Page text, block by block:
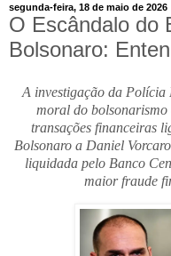
segunda-feira, 18 de maio de 2026
O Escândalo do
Bolsonaro:
A investigação da Polícia
moral do bolsonarismo
transações financeiras
Bolsonaro a Daniel
liquidada pelo Banco
maior fraude